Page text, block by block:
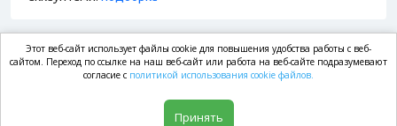
market.com
Этот веб-сайт использует файлы cookie для повышения удобства работы с веб-
сайтом. Переход по ссылке на наш веб-сайт или работа на веб-сайте подразумевают
согласие с политикой использования cookie файлов.
Принять